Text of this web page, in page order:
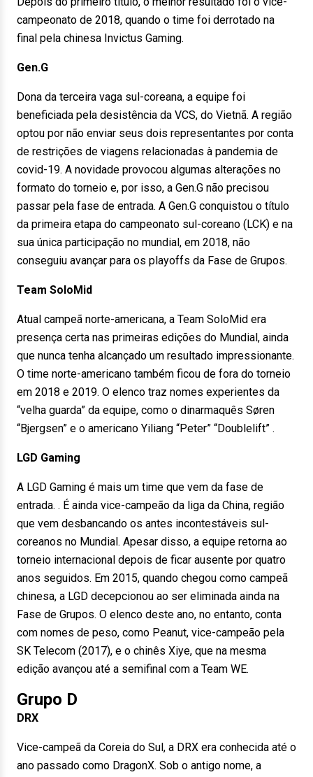
campeonato de 2018, quando o time foi derrotado na
final pela chinesa Invictus Gaming.
Gen.G
Dona da terceira vaga sul-coreana, a equipe foi
beneficiada pela desistência da VCS, do Vietnã. A região
optou por não enviar seus dois representantes por conta
de restrições de viagens relacionadas à pandemia de
covid-19. A novidade provocou algumas alterações no
formato do torneio e, por isso, a Gen.G não precisou
passar pela fase de entrada. A Gen.G conquistou o título
da primeira etapa do campeonato sul-coreano (LCK) e na
sua única participação no mundial, em 2018, não
conseguiu avançar para os playoffs da Fase de Grupos.
Team SoloMid
Atual campeã norte-americana, a Team SoloMid era
presença certa nas primeiras edições do Mundial, ainda
que nunca tenha alcançado um resultado impressionante.
O time norte-americano também ficou de fora do torneio
em 2018 e 2019. O elenco traz nomes experientes da
“velha guarda” da equipe, como o dinarmaquês Søren
“Bjergsen” e o americano Yiliang “Peter” “Doublelift” .
LGD Gaming
A LGD Gaming é mais um time que vem da fase de
entrada. . É ainda vice-campeão da liga da China, região
que vem desbancando os antes incontestáveis sul-
coreanos no Mundial. Apesar disso, a equipe retorna ao
torneio internacional depois de ficar ausente por quatro
anos seguidos. Em 2015, quando chegou como campeã
chinesa, a LGD decepcionou ao ser eliminada ainda na
Fase de Grupos. O elenco deste ano, no entanto, conta
com nomes de peso, como Peanut, vice-campeão pela
SK Telecom (2017), e o chinês Xiye, que na mesma
edição avançou até a semifinal com a Team WE.
Grupo D
DRX
Vice-campeã da Coreia do Sul, a DRX era conhecida até o
ano passado como DragonX. Sob o antigo nome, a